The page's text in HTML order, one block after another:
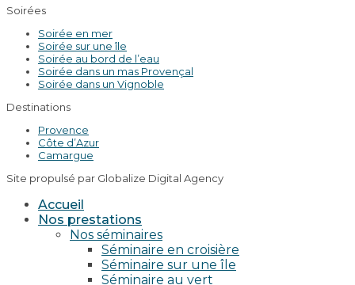
Soirées
Soirée en mer
Soirée sur une île
Soirée au bord de l’eau
Soirée dans un mas Provençal
Soirée dans un Vignoble
Destinations
Provence
Côte d’Azur
Camargue
Site propulsé par Globalize Digital Agency
Accueil
Nos prestations
Nos séminaires
Séminaire en croisière
Séminaire sur une île
Séminaire au vert